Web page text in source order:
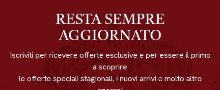
RESTA SEMPRE
AGGIORNATO
Iscriviti per ricevere offerte esclusive e per essere il primo
a scoprire
le offerte speciali stagionali, i nuovi arrivi e molto altro